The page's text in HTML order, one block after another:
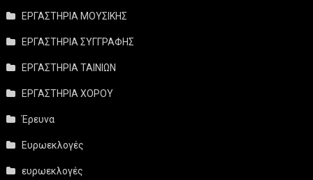
ΕΡΓΑΣΤΗΡΙΑ ΜΟΥΣΙΚΗΣ
ΕΡΓΑΣΤΗΡΙΑ ΣΥΓΓΡΑΦΗΣ
ΕΡΓΑΣΤΗΡΙΑ ΤΑΙΝΙΩΝ
ΕΡΓΑΣΤΗΡΙΑ ΧΟΡΟΥ
Έρευνα
Ευρωεκλογές
ευρωεκλογές